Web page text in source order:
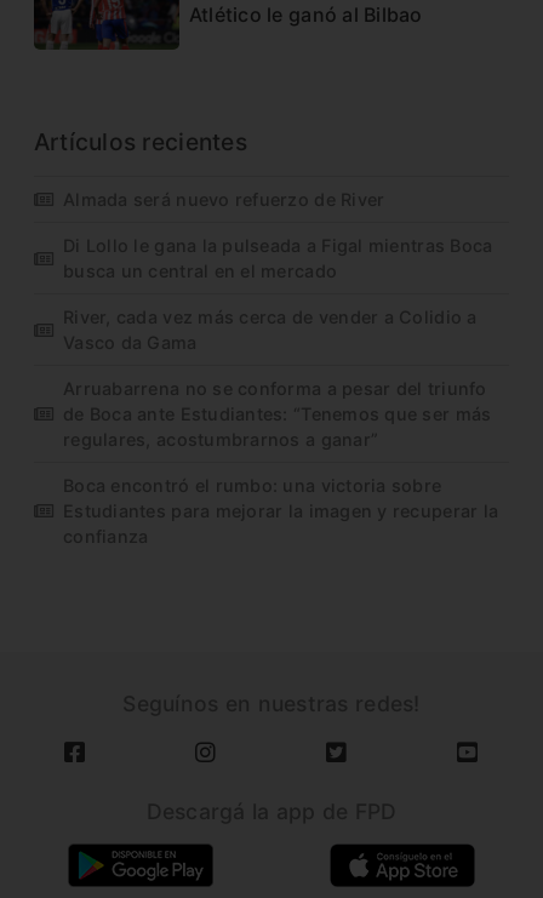
Atlético le ganó al Bilbao
Artículos recientes
Almada será nuevo refuerzo de River
Di Lollo le gana la pulseada a Figal mientras Boca
busca un central en el mercado
River, cada vez más cerca de vender a Colidio a
Vasco da Gama
Arruabarrena no se conforma a pesar del triunfo
de Boca ante Estudiantes: “Tenemos que ser más
regulares, acostumbrarnos a ganar”
Boca encontró el rumbo: una victoria sobre
Estudiantes para mejorar la imagen y recuperar la
confianza